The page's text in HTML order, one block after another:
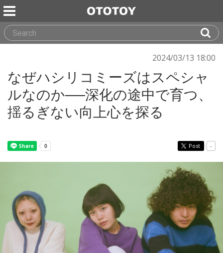
2024/03/13 18:00
なぜハシリコミーズはスペシャ
ルなのか──深化の途中で育つ、
揺るぎない向上心を探る
Post -